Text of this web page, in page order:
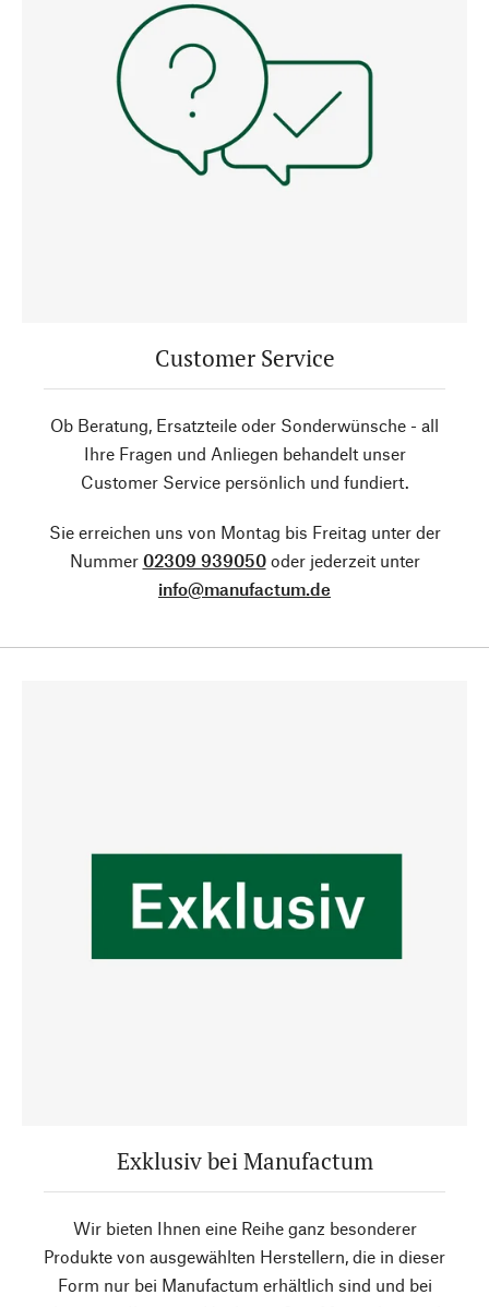
Customer Service
Ob Beratung, Ersatzteile oder Sonderwünsche - all
Ihre Fragen und Anliegen behandelt unser
Customer Service persönlich und fundiert.
Sie erreichen uns von Montag bis Freitag unter der
Nummer 02309 939050oder jederzeit unter
info@manufactum.de
Exklusiv bei Manufactum
Wir bieten Ihnen eine Reihe ganz besonderer
Produkte von ausgewählten Herstellern, die in dieser
Form nur bei Manufactum erhältlich sind und bei